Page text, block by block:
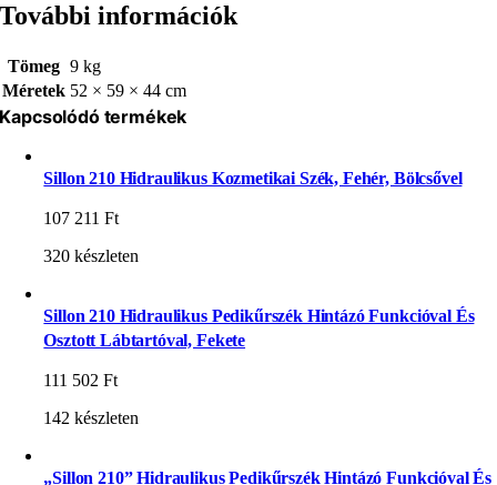
További információk
Tömeg 9 kg
Méretek 52 × 59 × 44 cm
Kapcsolódó termékek
Sillon 210 Hidraulikus Kozmetikai Szék, Fehér, Bölcsővel
107 211Ft
320 készleten
Sillon 210 Hidraulikus Pedikűrszék Hintázó Funkcióval És
Osztott Lábtartóval, Fekete
111 502Ft
142 készleten
„Sillon 210” Hidraulikus Pedikűrszék Hintázó Funkcióval És